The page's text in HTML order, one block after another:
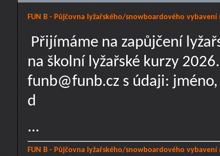
FUN B - Půjčovna lyžařského/snowboardového vybavení
Přijímáme na zapůjčení
na školní lyžařské kurzy
funb@funb.cz s údaji:
d
...
FUN B - Půjčovna lyžařského/snowboardového vybavení